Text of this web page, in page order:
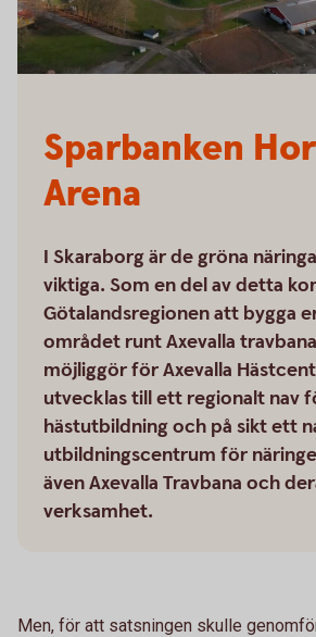
Sparbanken
Arena
I Skaraborg är de gröna
viktiga. Som en del av detta
Götalandsregionen att bygga
området runt Axevalla
möjliggör för Axevalla
utvecklas till ett regionalt nav
hästutbildning och på sikt ett
utbildningscentrum för
även Axevalla Travbana och
verksamhet.
Men, för att satsningen skulle